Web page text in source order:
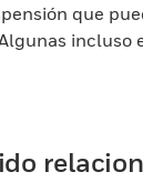
que
incluso